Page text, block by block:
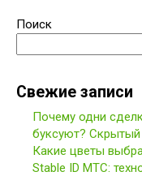
Поиск
Свежие записи
Почему одни
буксуют?
Какие цветы
Stable ID МТС: